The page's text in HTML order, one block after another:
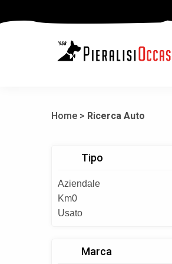
Home > Ricerca Auto
Tipo
Aziendale
Km0
Usato
Marca